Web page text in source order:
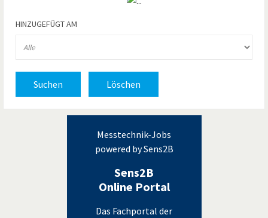
HINZUGEFÜGT AM
Suchen Löschen
Messtechnik-Jobs
powered by Sens2B
Sens2B
Online Portal
Das Fachportal der